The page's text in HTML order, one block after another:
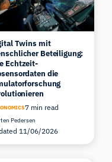
Twins mit
Beteiligung:
Echtzeit-
die
7 min read
Pedersen
11/06/2026